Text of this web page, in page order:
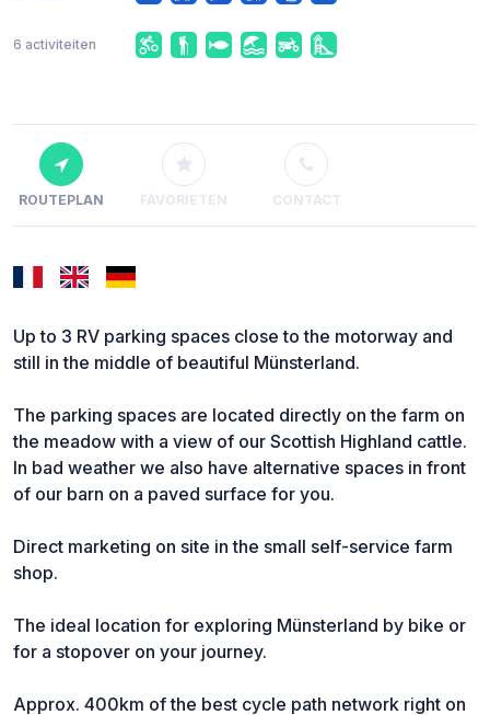
6 activiteiten
ROUTEPLAN FAVORIETEN CONTACT
Up to 3 RV parking spaces close to the motorway and
still in the middle of beautiful Münsterland.
The parking spaces are located directly on the farm on
the meadow with a view of our Scottish Highland cattle.
In bad weather we also have alternative spaces in front
of our barn on a paved surface for you.
Direct marketing on site in the small self-service farm
shop.
The ideal location for exploring Münsterland by bike or
for a stopover on your journey.
Approx. 400km of the best cycle path network right on